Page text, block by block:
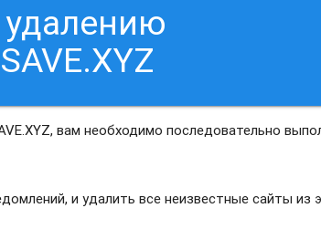
вам необходимо последовательно
и удалить все неизвестные сайты из